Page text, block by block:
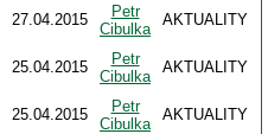
27.04.2015
Petr
Cibulka
AKTUALITY
25.04.2015
Petr
Cibulka
AKTUALITY
25.04.2015
Petr
Cibulka
AKTUALITY